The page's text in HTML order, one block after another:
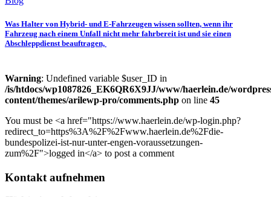
Was Halter von Hybrid- und E-Fahrzeugen wissen sollten, wenn ihr
Fahrzeug nach einem Unfall nicht mehr fahrbereit ist und sie einen
Abschleppdienst beauftragen,
Warning: Undefined variable $user_ID in
/is/htdocs/wp1087826_EK6QR6X9JJ/www/haerlein.de/
content/themes/arilewp-pro/comments.php on line 45
You must be <a href="https://www.haerlein.de/wp-login.php?
redirect_to=https%3A%2F%2Fwww.haerlein.de%2Fdie-
bundespolizei-ist-nur-unter-engen-voraussetzungen-
zum%2F">logged in</a> to post a comment
Kontakt aufnehmen